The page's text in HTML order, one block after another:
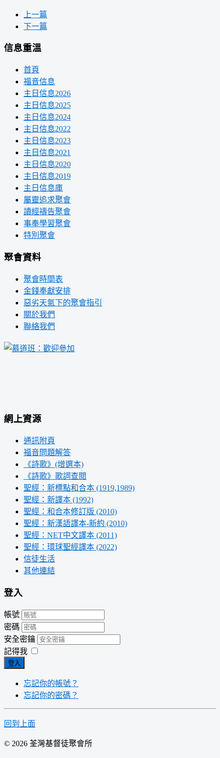
上一篇
下一篇
信息重溫
首頁
福音信息
主日信息2026
主日信息2025
主日信息2024
主日信息2022
主日信息2023
主日信息2021
主日信息2020
主日信息2019
主日信息庫
屬靈追求聚會
讀經禱告聚會
事奉學習聚會
特別聚會
聚會資料
聚會時間表
金錢奉獻安排
惡劣天氣下的聚會指引
關於我們
聯絡我們
網上資源
通訊附頁
福音問題解答
《詩歌》(增選本)
《詩歌》歌詞查閱
聖經：新標點和合本 (1919,1989)
聖經：新譯本 (1992)
聖經：和合本修訂版 (2010)
聖經：新漢語譯本-新約 (2010)
聖經：NET中文譯本 (2011)
聖經：環球聖經譯本 (2022)
信徒生活
其他連結
登入
帳號
密碼
安全密鑰
記得我
登入
忘記你的帳號？
忘記你的密碼？
回到上面
© 2026 荃灣基督徒聚會所